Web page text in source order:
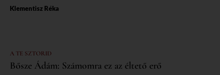
Klementisz Réka
A TE SZTORID
Bősze Ádám: Számomra ez az éltető erő